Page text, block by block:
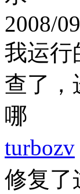
2008/
我运行
查了，
哪
turbozv
修复了